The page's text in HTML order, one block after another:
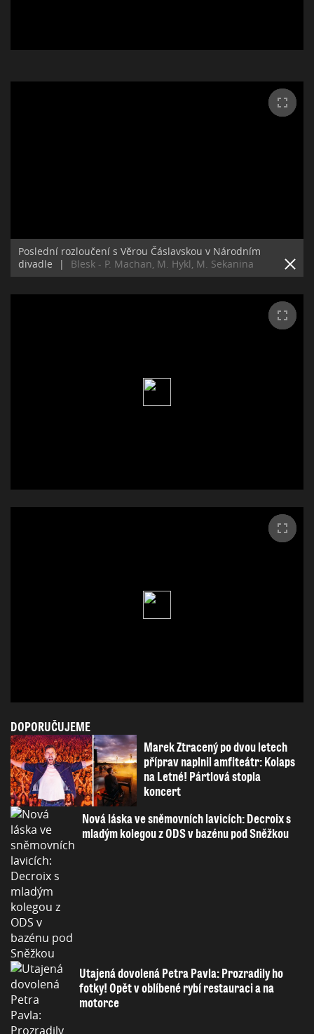
Poslední rozloučení s Věrou Čáslavskou v Národním
divadle
| Blesk - P. Machan, M. Hykl, M. Sekanina
DOPORUČUJEME
Marek Ztracený po dvou letech
příprav naplnil amfiteátr: Kolaps
na Letné! Pártlová stopla
koncert
Nová láska ve sněmovních lavicích: Decroix s
mladým kolegou z ODS v bazénu pod Sněžkou
Utajená dovolená Petra Pavla: Prozradily ho
fotky! Opět v oblíbené rybí restauraci a na
motorce